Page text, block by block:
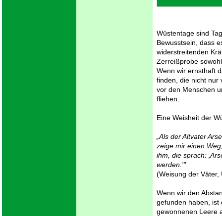
Wüstentage sind
Bewusstsein, dass
widerstreitenden
Zerreißprobe
Wenn wir ernsthaft
finden, die nicht nur
vor den Menschen
fliehen.
Eine Weisheit der
„Als der Altvater
zeige mir einen
ihm, die sprach:
werden.'"
(Weisung der Väter,
Wenn wir den
gefunden haben, ist
gewonnenen Leere